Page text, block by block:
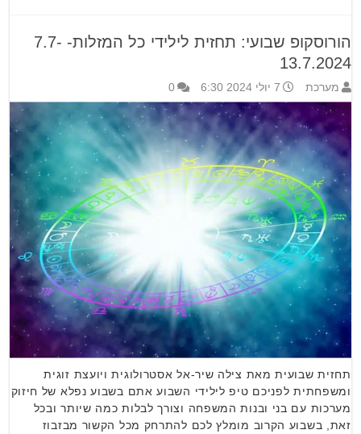
הורוסקופ שבועי: תחזית לילידי כל המזלות- 7.7-
13.7.2024
מערכת 7 יולי 2024 6:30 0
תחזית שבועית מאת צילה שיר-אל אסטרולוגית ויועצת זוגית
ומשפחתית לפניכם טיפ לילידי השבוע אתם בשבוע נפלא של חיזוק
מערכות עם בני ובנות המשפחה וצורך לבלות כמה שיותר ובכל
זאת, בשבוע הקרוב מומלץ לכם להתרחק מכל הקשור מבזבוז